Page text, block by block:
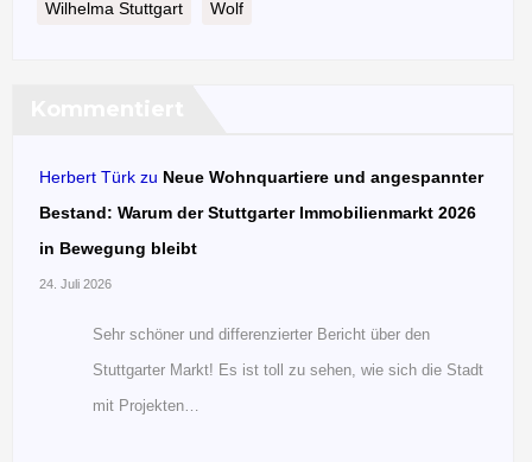
Wilhelma Stuttgart Wolf
Herbert Türk zu Neue Wohnquartiere und angespannter
Bestand: Warum der Stuttgarter Immobilienmarkt 2026
in Bewegung bleibt
24. Juli 2026
Sehr schöner und differenzierter Bericht über den
Stuttgarter Markt! Es ist toll zu sehen, wie sich die Stadt
mit Projekten…